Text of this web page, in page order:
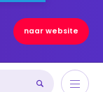
naar website